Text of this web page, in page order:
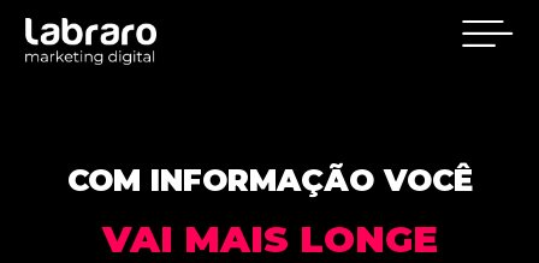
COM INFORMAÇÃO VOCÊ
VAI MAIS LONGE